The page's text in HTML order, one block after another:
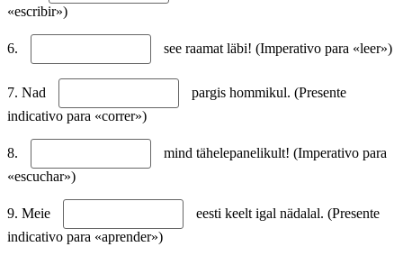
«escribir»)
6. see raamat läbi! (Imperativo para «leer»)
7. Nad
pargis hommikul. (Presente
indicativo para «correr»)
8.
mind tähelepanelikult! (Imperativo para
«escuchar»)
9. Meie
eesti keelt igal nädalal. (Presente
indicativo para «aprender»)